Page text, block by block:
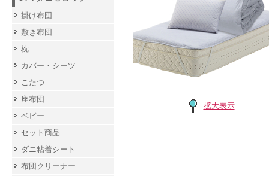
掛け布団
敷き布団
枕
カバー・シーツ
こたつ
座布団
ベビー
セット商品
ダニ粘着シート
布団クリーナー
拡大表示